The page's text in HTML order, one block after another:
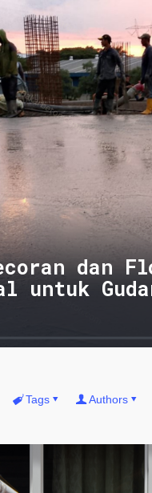
dan
untuk
Tags Authors